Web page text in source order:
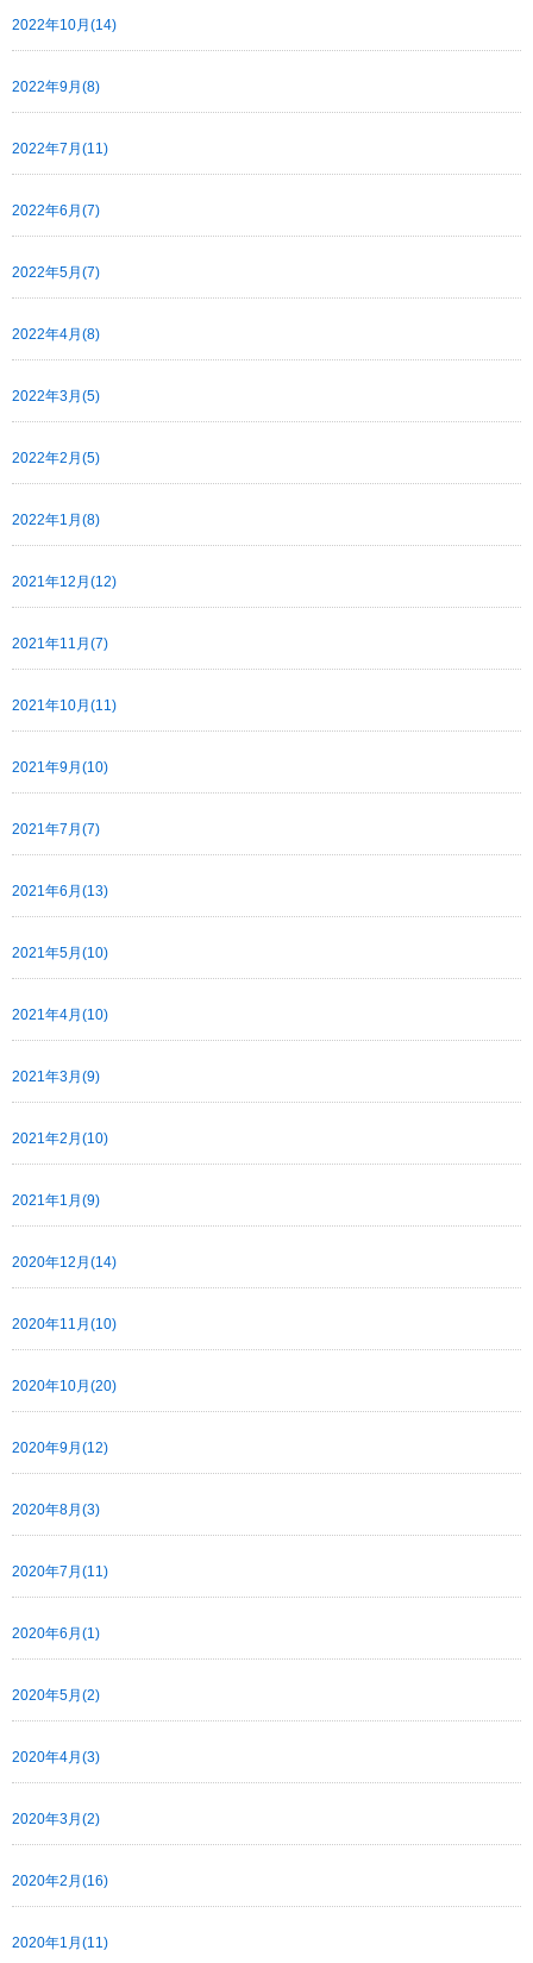
2022年10月(14)
2022年9月(8)
2022年7月(11)
2022年6月(7)
2022年5月(7)
2022年4月(8)
2022年3月(5)
2022年2月(5)
2022年1月(8)
2021年12月(12)
2021年11月(7)
2021年10月(11)
2021年9月(10)
2021年7月(7)
2021年6月(13)
2021年5月(10)
2021年4月(10)
2021年3月(9)
2021年2月(10)
2021年1月(9)
2020年12月(14)
2020年11月(10)
2020年10月(20)
2020年9月(12)
2020年8月(3)
2020年7月(11)
2020年6月(1)
2020年5月(2)
2020年4月(3)
2020年3月(2)
2020年2月(16)
2020年1月(11)